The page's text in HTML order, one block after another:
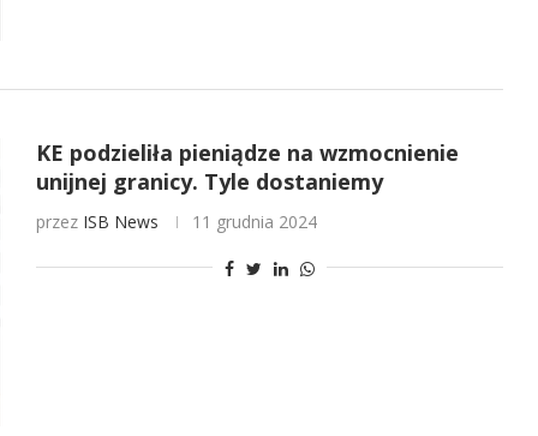
KE podzieliła pieniądze na wzmocnienie
unijnej granicy. Tyle dostaniemy
przez ISB News 11 grudnia 2024